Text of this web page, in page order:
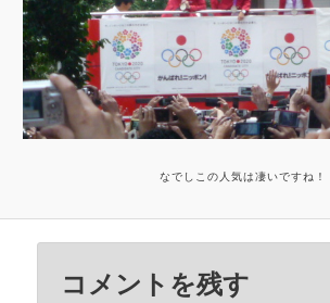
なでしこの人気は凄いですね！
コメントを残す